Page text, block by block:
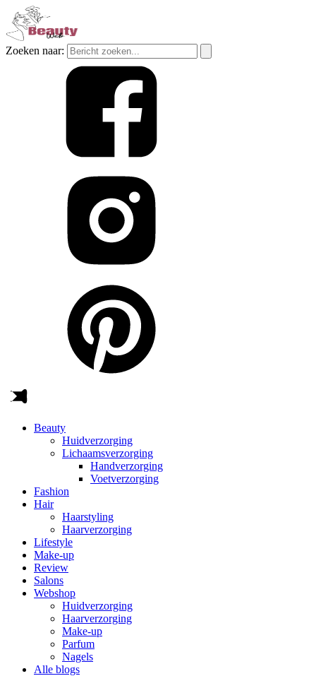
Zoeken naar:
Beauty
Huidverzorging
Lichaamsverzorging
Handverzorging
Voetverzorging
Fashion
Hair
Haarstyling
Haarverzorging
Lifestyle
Make-up
Review
Salons
Webshop
Huidverzorging
Haarverzorging
Make-up
Parfum
Nagels
Alle blogs